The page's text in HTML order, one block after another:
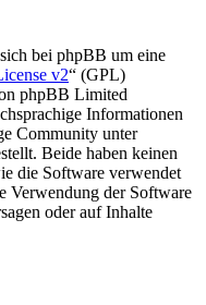
bei phpBB um eine
v2“ (GPL)
phpBB Limited
Informationen
Community unter
Beide haben keinen
die Software verwendet
Verwendung der Software
oder auf Inhalte